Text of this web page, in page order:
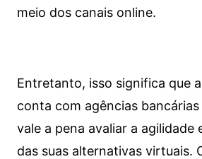
meio dos canais online.
Entretanto, isso significa que
conta com agências bancárias
vale a pena avaliar a agilidade
das suas alternativas virtuais.